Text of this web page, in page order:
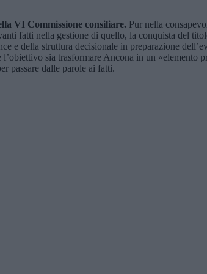
VI Commissione consiliare. Pur nella
fatti nella gestione di quello, la conquista del
della struttura decisionale in preparazione
sia trasformare Ancona in un «elemento
passare dalle parole ai fatti.